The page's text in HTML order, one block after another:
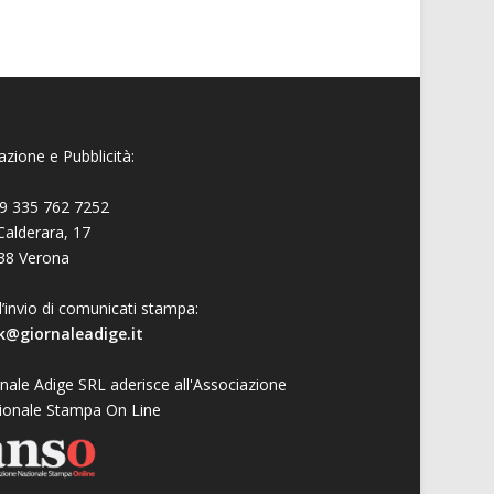
e Pubblicità:
335 762 7252
17
Verona
di comunicati stampa:
Adige SRL aderisce all'Associazione
Stampa On Line